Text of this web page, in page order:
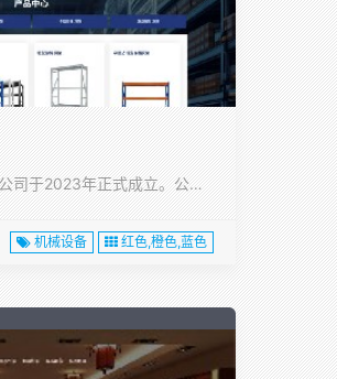
华建达 货架 山东有限公司于2023年正式成立。公司位于山东···
机械设备 红色,橙色,蓝色